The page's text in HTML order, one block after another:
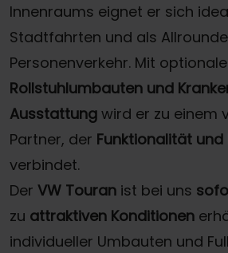
Innenraums eignet er sich
Stadtfahrten und als
Personenverkehr. Mit
Rollstuhlumbauten und
Ausstattung wird er zu einem
Partner, der Funktionalität
verbindet.
Der VW Touran ist bei uns
zu attraktiven Konditionen
individueller Umbauten und